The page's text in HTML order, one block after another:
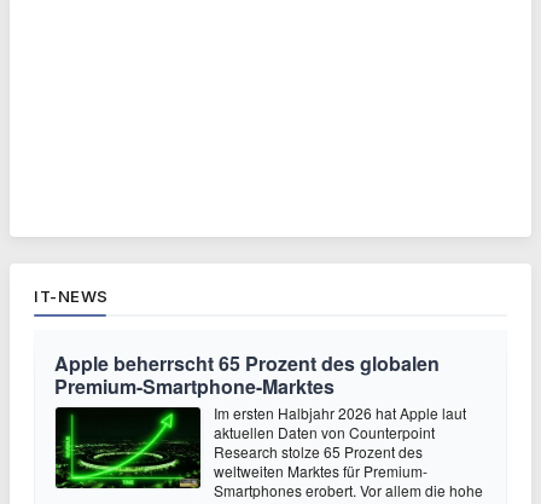
IT-NEWS
Apple beherrscht 65 Prozent des globalen
Premium-Smartphone-Marktes
Im ersten Halbjahr 2026 hat Apple laut
aktuellen Daten von Counterpoint
Research stolze 65 Prozent des
weltweiten Marktes für Premium-
Smartphones erobert. Vor allem die hohe